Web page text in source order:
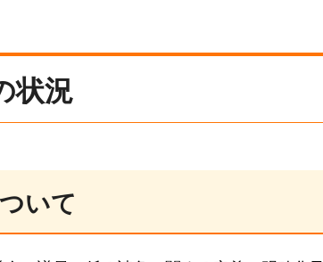
状況
いて